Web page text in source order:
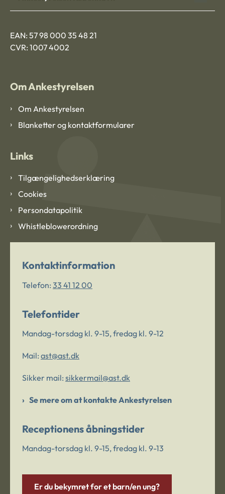
EAN: 57 98 000 35 48 21
CVR: 1007 4002
Om Ankestyrelsen
Om Ankestyrelsen
Blanketter og kontaktformularer
Links
Tilgængelighedserklæring
Cookies
Persondatapolitik
Whistleblowerordning
Kontaktinformation
Telefon: 33 41 12 00
Telefontider
Mandag-torsdag kl. 9-15, fredag kl. 9-12
Mail: ast@ast.dk
Sikker mail: sikkermail@ast.dk
Se mere om at kontakte Ankestyrelsen
Receptionens åbningstider
Mandag-torsdag kl. 9-15, fredag kl. 9-13
Er du bekymret for et barn/en ung?